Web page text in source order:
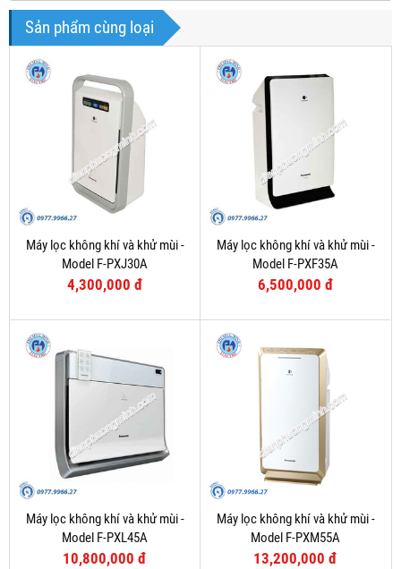
Sản phẩm cùng loại
Máy lọc không khí và khử mùi -
Model F-PXJ30A
4,300,000 đ
Máy lọc không khí và khử mùi -
Model F-PXF35A
6,500,000 đ
Máy lọc không khí và khử mùi -
Model F-PXL45A
10,800,000 đ
Máy lọc không khí và khử mùi -
Model F-PXM55A
13,200,000 đ